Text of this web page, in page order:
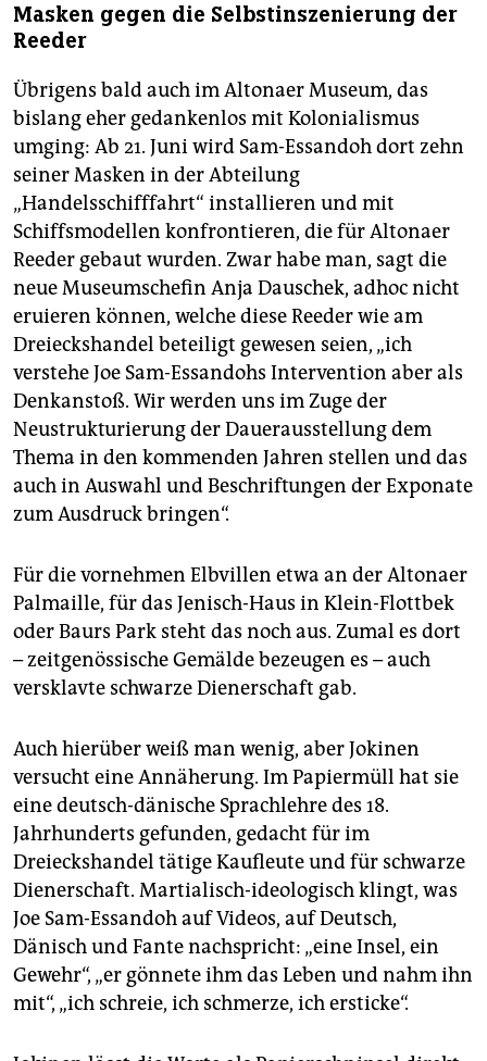
Masken gegen die Selbstinszenierung der
Reeder
Übrigens bald auch im Altonaer Museum, das
bislang eher gedankenlos mit Kolonialismus
umging: Ab 21. Juni wird Sam-Essandoh dort zehn
seiner Masken in der Abteilung
„Handelsschifffahrt“ installieren und mit
Schiffsmodellen konfrontieren, die für Altonaer
Reeder gebaut wurden. Zwar habe man, sagt die
neue Museumschefin Anja Dauschek, adhoc nicht
eruieren können, welche diese Reeder wie am
Dreieckshandel beteiligt gewesen seien, „ich
verstehe Joe Sam-Essandohs Intervention aber als
Denkanstoß. Wir werden uns im Zuge der
Neustrukturierung der Dauerausstellung dem
Thema in den kommenden Jahren stellen und das
auch in Auswahl und Beschriftungen der Exponate
zum Ausdruck bringen“.
Für die vornehmen Elbvillen etwa an der Altonaer
Palmaille, für das Jenisch-Haus in Klein-Flottbek
oder Baurs Park steht das noch aus. Zumal es dort
– zeitgenössische Gemälde bezeugen es – auch
versklavte schwarze Dienerschaft gab.
Auch hierüber weiß man wenig, aber Jokinen
versucht eine Annäherung. Im Papiermüll hat sie
eine deutsch-dänische Sprachlehre des 18.
Jahrhunderts gefunden, gedacht für im
Dreieckshandel tätige Kaufleute und für schwarze
Dienerschaft. Martialisch-ideologisch klingt, was
Joe Sam-Essandoh auf Videos, auf Deutsch,
Dänisch und Fante nachspricht: „eine Insel, ein
Gewehr“, „er gönnete ihm das Leben und nahm ihn
mit“, „ich schreie, ich schmerze, ich ersticke“.